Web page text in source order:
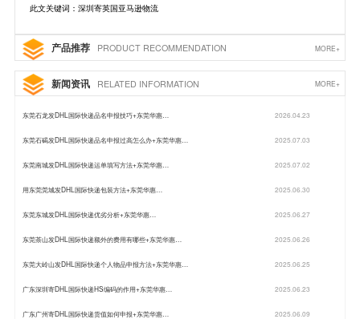
此文关键词：深圳寄英国亚马逊物流
产品推荐 PRODUCT RECOMMENDATION MORE+
新闻资讯 RELATED INFORMATION MORE+
东莞石龙发DHL国际快递品名申报技巧+东莞华惠… 2026.04.23
东莞石碣发DHL国际快递品名申报过高怎么办+东莞华惠… 2025.07.03
东莞南城发DHL国际快递运单填写方法+东莞华惠… 2025.07.02
用东莞莞城发DHL国际快递包装方法+东莞华惠… 2025.06.30
东莞东城发DHL国际快递优劣分析+东莞华惠… 2025.06.27
东莞茶山发DHL国际快递额外的费用有哪些+东莞华惠… 2025.06.26
东莞大岭山发DHL国际快递个人物品申报方法+东莞华惠… 2025.06.25
广东深圳寄DHL国际快递HS编码的作用+东莞华惠… 2025.06.23
广东广州寄DHL国际快递货值如何申报+东莞华惠… 2025.06.09